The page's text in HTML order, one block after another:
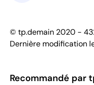
© tp.demain 2020 -
Dernière modification
Recommandé par